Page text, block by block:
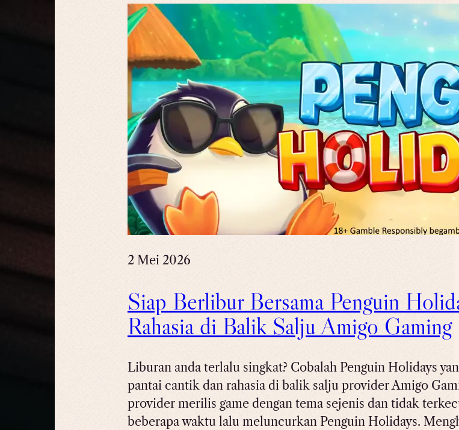
2 Mei 2026
Siap Berlibur Bersama Penguin
Rahasia di Balik Salju Amigo Gaming
Liburan anda terlalu singkat? Cobalah Penguin Holidays
pantai cantik dan rahasia di balik salju provider Amigo
provider merilis game dengan tema sejenis dan tidak
beberapa waktu lalu meluncurkan Penguin Holidays.